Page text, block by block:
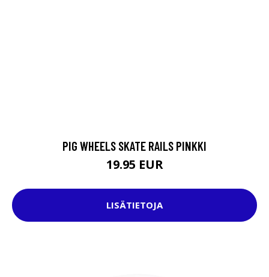
PIG WHEELS SKATE RAILS PINKKI
19.95 EUR
LISÄTIETOJA